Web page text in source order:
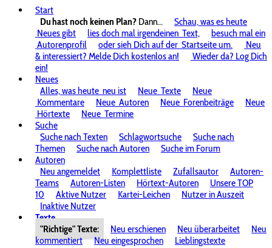
Start
Du hast noch keinen Plan? Dann...
Schau, was es heute
Neues gibt
lies doch mal irgendeinen Text,
besuch mal ein
Autorenprofil
oder sieh Dich auf der Startseite um.
Neu
& interessiert? Melde Dich kostenlos an!
Wieder da? Log Dich
ein!
Neues
Alles, was heute neu ist Neue Texte
Neue
Kommentare
Neue Autoren Neue Forenbeiträge
Neue
Hörtexte
Neue Termine
Suche
Suche nach Texten
Schlagwortsuche
Suche nach
Themen
Suche nach Autoren
Suche im Forum
Autoren
Neu angemeldet
Komplettliste Zufallsautor
Autoren-
Teams
Autoren-Listen Hörtext-Autoren
Unsere TOP
10
Aktive Nutzer Kartei-Leichen
Nutzer in Auszeit
Inaktive Nutzer
Texte
"Richtige" Texte:
Neu erschienen Neu überarbeitet
Neu
kommentiert
Neu eingesprochen
Lieblingstexte